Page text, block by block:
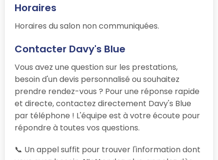
Horaires
Horaires du salon non communiquées.
Contacter Davy's Blue
Vous avez une question sur les prestations,
besoin d'un devis personnalisé ou souhaitez
prendre rendez-vous ? Pour une réponse rapide
et directe, contactez directement Davy's Blue
par téléphone ! L'équipe est à votre écoute pour
répondre à toutes vos questions.
📞 Un appel suffit pour trouver l'information dont